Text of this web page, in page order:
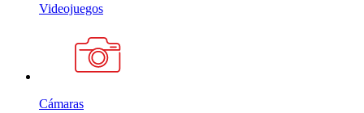
Videojuegos
Cámaras